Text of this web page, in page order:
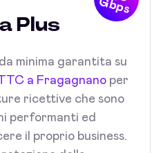
Gbps
Plus
minima garantita su
a Fragagnano per
ricettive che sono
performanti ed
il proprio business.